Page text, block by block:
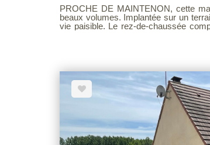
PROCHE DE MAINTENON, cette
beaux volumes. Implantée sur un
vie paisible. Le rez-de-chaussée comprend une grande entrée, un salon cathédrale
grenier aménageable vient renforcer
du stockage ou un futur espace de vie. Cette maison allie charme,
potentiel dans un environnement